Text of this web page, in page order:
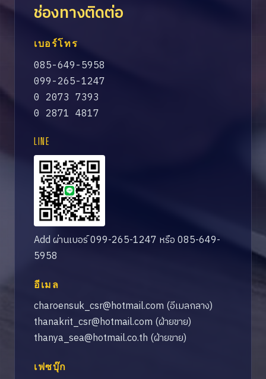
ช่องทางติดต่อ
เบอร์โทร
085-649-5958
099-265-1247
0 2073 7393
0 2871 4817
LINE
Add ผ่านเบอร์ 099-265-1247 หรือ 085-649-
5958
อีเมล
charoensuk_csr@hotmail.com (อีเมลกลาง)
thanakrit_csr@hotmail.com (ฝ่ายขาย)
thanya_sea@hotmail.co.th (ฝ่ายขาย)
เฟซบุ๊ก